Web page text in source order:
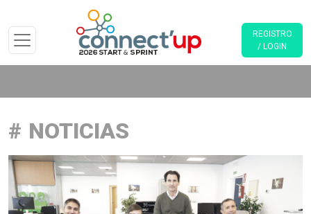
REGISTRO
/ LOGIN
NOTICIAS